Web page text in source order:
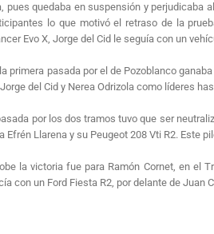
pues quedaba en suspensión y perjudicaba
lo que motivó el retraso de la
Evo X, Jorge del Cid le seguía con un
primera pasada por el de Pozoblanco
del Cid y Nerea Odrizola como líderes
por los dos tramos tuvo que ser
Efrén Llarena y su Peugeot 208 Vti R2.
la victoria fue para Ramón Cornet, en el
con un Ford Fiesta R2, por delante de